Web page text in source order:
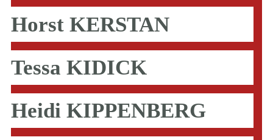
Horst KERSTAN
Tessa KIDICK
Heidi KIPPENBERG